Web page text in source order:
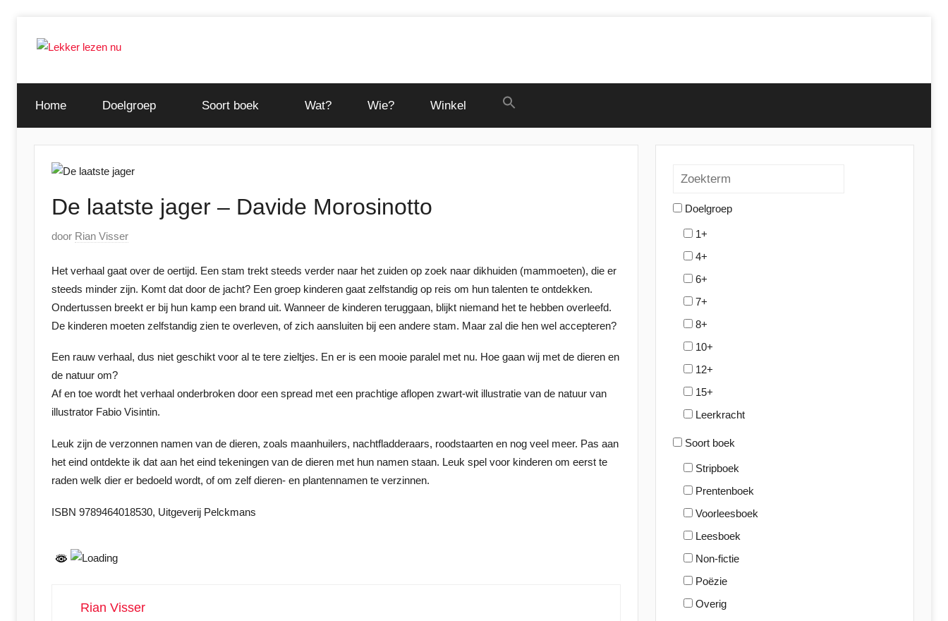
Lekker
lezen
nu
leukste
kinderboeken
Home Doelgroep Soort boek Wat? Wie? Winkel
De laatste jager – Davide Morosinotto
G
p
l
a
a
s
t
o
p
2
7
n
door Rian Visser
Het verhaal gaat over de oertijd. Een stam trekt steeds verder naar het zuiden op zoek naar dikhuiden (mammoeten), die er
steeds minder zijn. Komt dat door de jacht? Een groep kinderen gaat zelfstandig op reis om hun talenten te ontdekken.
Ondertussen breekt er bij hun kamp een brand uit. Wanneer de kinderen teruggaan, blijkt niemand het te hebben overleefd.
De kinderen moeten zelfstandig zien te overleven, of zich aansluiten bij een andere stam. Maar zal die hen wel accepteren?
Een rauw verhaal, dus niet geschikt voor al te tere zieltjes. En er is een mooie paralel met nu. Hoe gaan wij met de dieren en
de natuur om?
Af en toe wordt het verhaal onderbroken door een spread met een prachtige aflopen zwart-wit illustratie van de natuur van
illustrator Fabio Visintin.
Leuk zijn de verzonnen namen van de dieren, zoals maanhuilers, nachtfladderaars, roodstaarten en nog veel meer. Pas aan
het eind ontdekte ik dat aan het eind tekeningen van de dieren met hun namen staan. Leuk spel voor kinderen om eerst te
raden welk dier er bedoeld wordt, of om zelf dieren- en plantennamen te verzinnen.
ISBN 9789464018530, Uitgeverij Pelckmans
Rian Visser
Doelgroep
1+
4+
6+
7+
8+
10+
12+
15+
Leerkracht
Soort boek
Stripboek
Prentenboek
Voorleesboek
Leesboek
Non-fictie
Poëzie
Overig